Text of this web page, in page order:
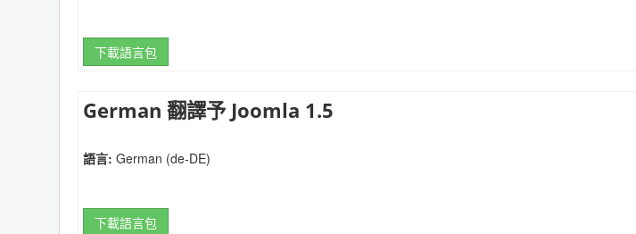
下載語言包
German 翻譯予 Joomla 1.5
語言: German (de-DE)
下載語言包